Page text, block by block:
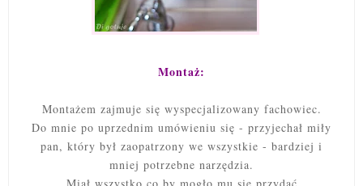
Montaż:
Montażem zajmuje się wyspecjalizowany fachowiec.
Do mnie po uprzednim umówieniu się - przyjechał miły
pan, który był zaopatrzony we wszystkie - bardziej i
mniej potrzebne narzędzia.